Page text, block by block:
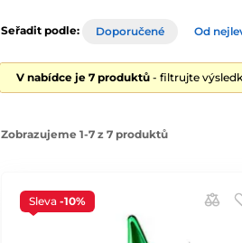
Seřadit podle: Doporučené Od
V nabídce je 7 produktů - filtrujte
Zobrazujeme 1-7 z 7 produktů
Sleva -10%